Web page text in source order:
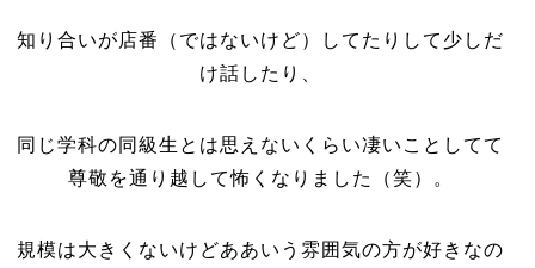
知り合いが店番（ではないけど）してたりして少しだ
け話したり、
同じ学科の同級生とは思えないくらい凄いことしてて
尊敬を通り越して怖くなりました（笑）。
規模は大きくないけどああいう雰囲気の方が好きなの